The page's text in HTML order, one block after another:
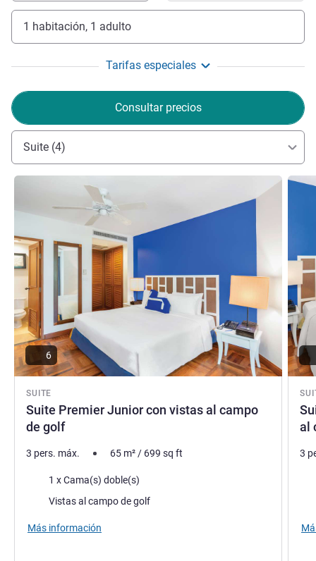
1 habitación, 1 adulto
Tarifas especiales
Consultar precios
Suite (4)
SUITE
Suite Premier Junior con vistas al campo
de golf
Más información
6
3 pers. máx. 65 m²/ 699 sq ft
Ropa de cama
1 x Cama(s) doble(s)
Views :Vistas al campo de golf
Más información
al
Más
3